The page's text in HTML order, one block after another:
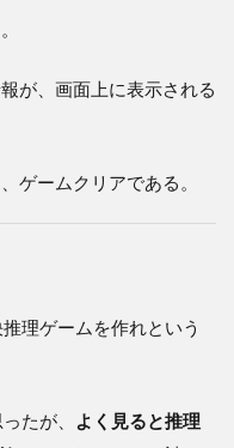
が、画面上に表示される
ゲームクリアである。
理ゲームを作れという
たが、
よく見ると推理